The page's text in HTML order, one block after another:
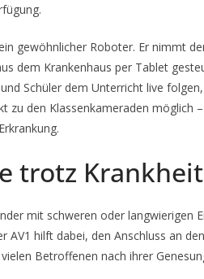
gewöhnlicher Roboter. Er nimmt
dem Krankenhaus per Tablet
Schüler dem Unterricht live
zu den Klassenkameraden möglich
trotz
mit schweren oder langwierigen
AV1 hilft dabei, den Anschluss an
Betroffenen nach ihrer